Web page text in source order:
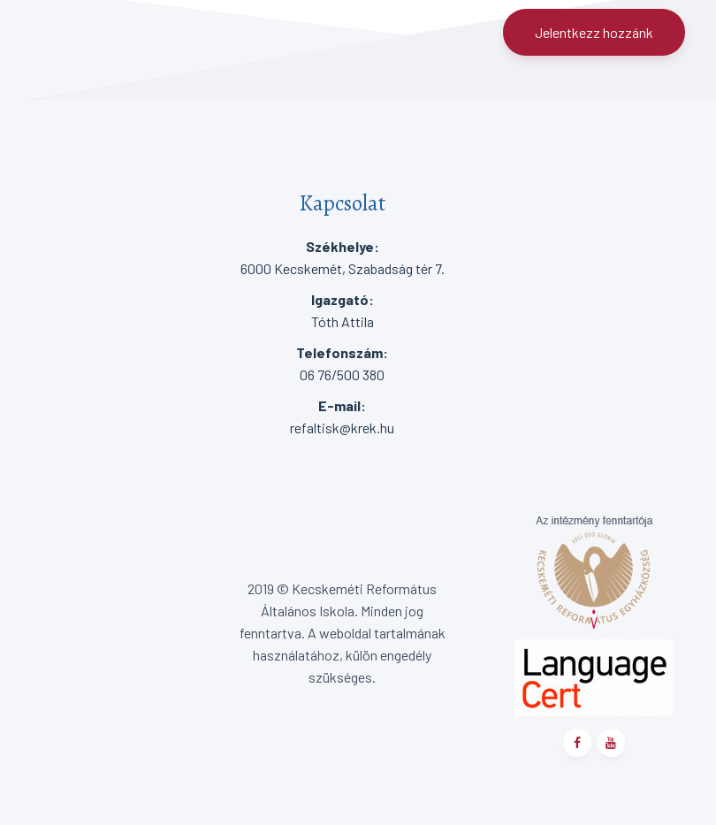
Jelentkezz hozzánk
Kapcsolat
Székhelye:
6000 Kecskemét, Szabadság tér 7.
Igazgató:
Tóth Attila
Telefonszám:
06 76/500 380
E-mail:
refaltisk@krek.hu
2019 © Kecskeméti Református
Általános Iskola. Minden jog
fenntartva. A weboldal tartalmának
használatához, külön engedély
szükséges.